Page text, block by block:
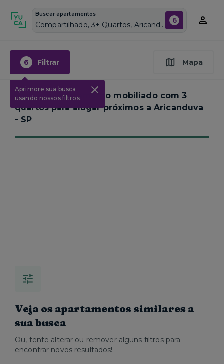
Buscar apartamentos
Compartilhado, 3+ Quartos, Aricanduva, Vagas de garagem: Sim, Mobiliado, Piscina 6
6 Filtrar
Aprimore sua busca
usando nossos filtros
Mapa
Nenhum apartamento mobiliado com 3
quartos para alugar próximos aAricanduva
- SP
Veja os apartamentos similares a
sua busca
Ou, tente alterar ou remover alguns filtros para
encontrar novos resultados!